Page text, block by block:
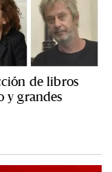
de libros
y grandes